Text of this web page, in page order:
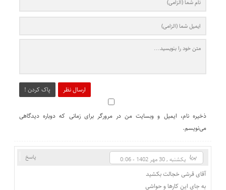
ارسال نظر پاک کردن !
ذخیره نام، ایمیل و وبسایت من در مرورگر برای زمانی که دوباره دیدگاهی
می‌نویسم.
پریا یکشنبه , 30 مهر 1402 - 0:06 پاسخ
آقای قرشی خجالت بکشید
به جای این کارها و حواشی